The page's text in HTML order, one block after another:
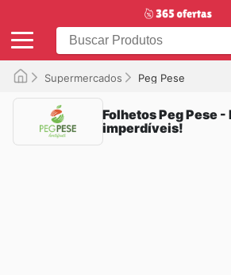
Supermercados Peg Pese
Folhetos Peg Pese
imperdíveis!